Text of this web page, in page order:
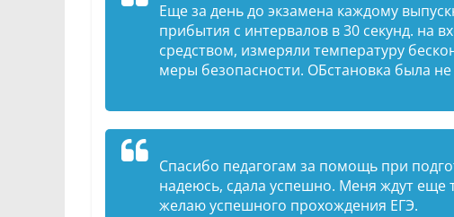
Еще за день до экзамена каждому
прибытия с интервалов в 30 секунд. на
средством, измеряли температуру
меры безопасности. ОБстановка была
Спасибо педагогам за помощь при
надеюсь, сдала успешно. Меня ждут еще
желаю успешного прохождения ЕГЭ.